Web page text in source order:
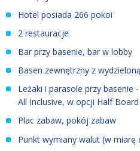
Hotel posiada 266 pokoi
2 restauracje
Bar przy basenie, bar w lobby
Basen zewnętrzny z
Leżaki i parasole przy basenie
All Inclusive, w opcji Half Board
Plac zabaw, pokój zabaw
Punkt wymiany walut (w miarę